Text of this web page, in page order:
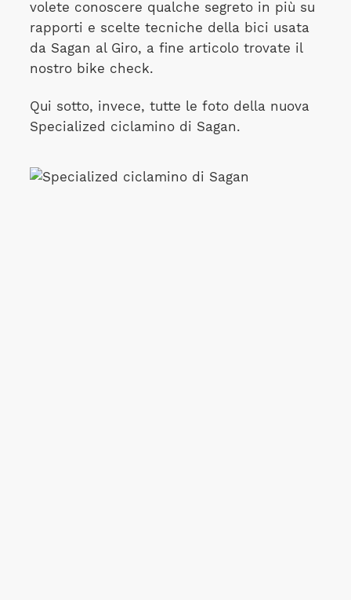
volete conoscere qualche segreto in più su
rapporti e scelte tecniche della bici usata
da Sagan al Giro, a fine articolo trovate il
nostro bike check.
Qui sotto, invece, tutte le foto della nuova
Specialized ciclamino di Sagan.